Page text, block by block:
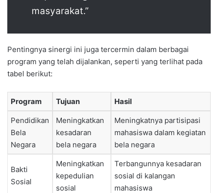
masyarakat.”
Pentingnya sinergi ini juga tercermin dalam berbagai
program yang telah dijalankan, seperti yang terlihat pada
tabel berikut:
Program Tujuan Hasil
Pendidikan
Bela
Negara
Meningkatkan
kesadaran
bela negara
Meningkatnya partisipasi
mahasiswa dalam kegiatan
bela negara
Bakti
Sosial
Meningkatkan
kepedulian
sosial
Terbangunnya kesadaran
sosial di kalangan
mahasiswa